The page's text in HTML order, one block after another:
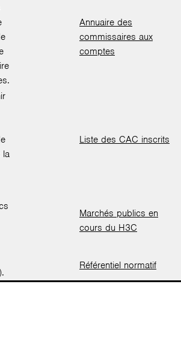
Annuaire des
commissaires aux
comptes
la
Liste des CAC inscrits
Marchés publics en
cours du H3C
Référentiel normatif